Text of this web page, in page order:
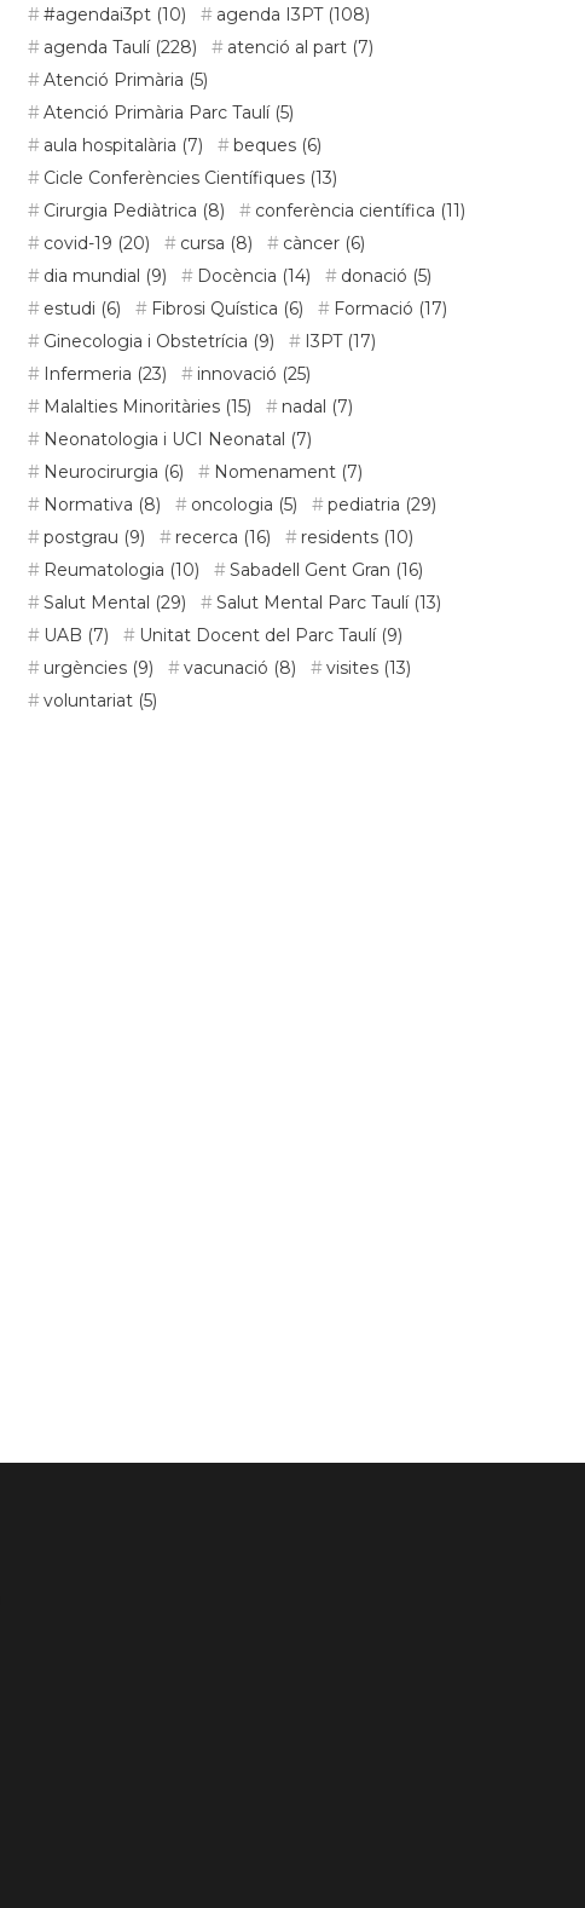
#agendai3pt(10) agenda I3PT(108)
agenda Taulí(228) atenció al part(7)
Atenció Primària (5)
Atenció Primària Parc Taulí(5)
aula hospitalària (7) beques(6)
Cicle Conferències Científiques(13)
Cirurgia Pediàtrica (8) conferència científica (11)
covid-19 (20) cursa (8) càncer(6)
dia mundial (9) Docència (14) donació (5)
estudi (6) Fibrosi Quística (6) Formació (17)
Ginecologia i Obstetrícia (9) I3PT(17)
Infermeria (23) innovació (25)
Malalties Minoritàries(15) nadal (7)
Neonatologia i UCI Neonatal (7)
Neurocirurgia (6) Nomenament(7)
Normativa (8) oncologia (5) pediatria (29)
postgrau (9) recerca (16) residents(10)
Reumatologia (10) Sabadell Gent Gran (16)
Salut Mental (29) Salut Mental Parc Taulí(13)
UAB (7) Unitat Docent del Parc Taulí(9)
urgències(9) vacunació (8) visites(13)
voluntariat(5)